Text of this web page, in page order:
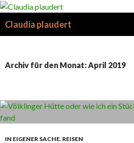
Claudia plaudert
Archiv für den Monat: April 2019
IN EIGENER SACHE, REISEN